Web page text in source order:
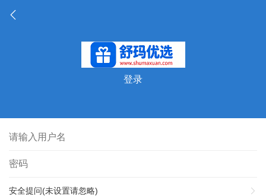
登录
安全提问(未设置请忽略)